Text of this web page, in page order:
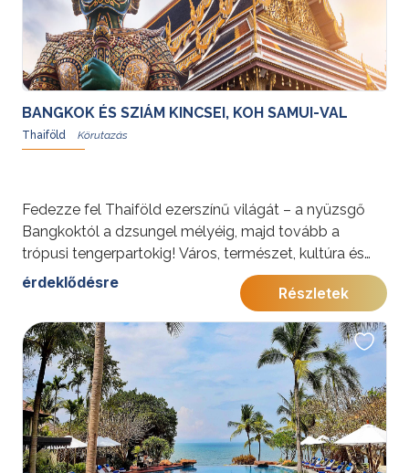
felejthetetlen élményeket nyújtson.További
érdekességekért Thaiföldről kattintson ide.
BANGKOK ÉS SZIÁM KINCSEI, KOH SAMUI-VAL
Thaiföld
Fedezze fel Thaiföld ezerszínű világát – a nyüzsgő
Bangkoktól a dzsungel mélyéig, majd tovább a
trópusi tengerpartokig! Város, természet, kultúra és
pihenés egy felejthetetlen körutazásban.
érdeklődésre
Részletek